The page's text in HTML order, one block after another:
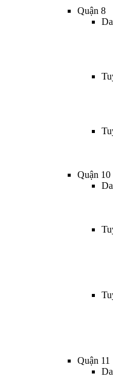
Quận 8
Quận 10
Quận 11